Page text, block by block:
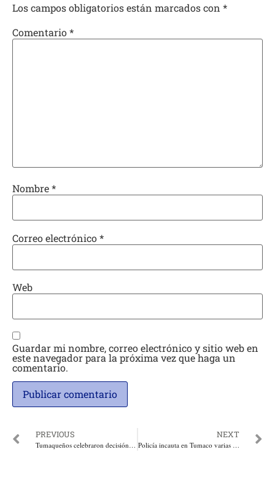
Los campos obligatorios están marcados con *
Comentario*
Nombre*
Correo electrónico*
Web
Guardar mi nombre, correo electrónico y sitio web en
este navegador para la próxima vez que haga un
comentario.
PREVIOUS
Tumaqueños celebraron decisión del Ministerio de Minas de dar vía libre a la planta de combustibles en el Puerto de Tumaco
NEXT
Policía incauta en Tumaco varias toneladas de cocaína de alias Guacho